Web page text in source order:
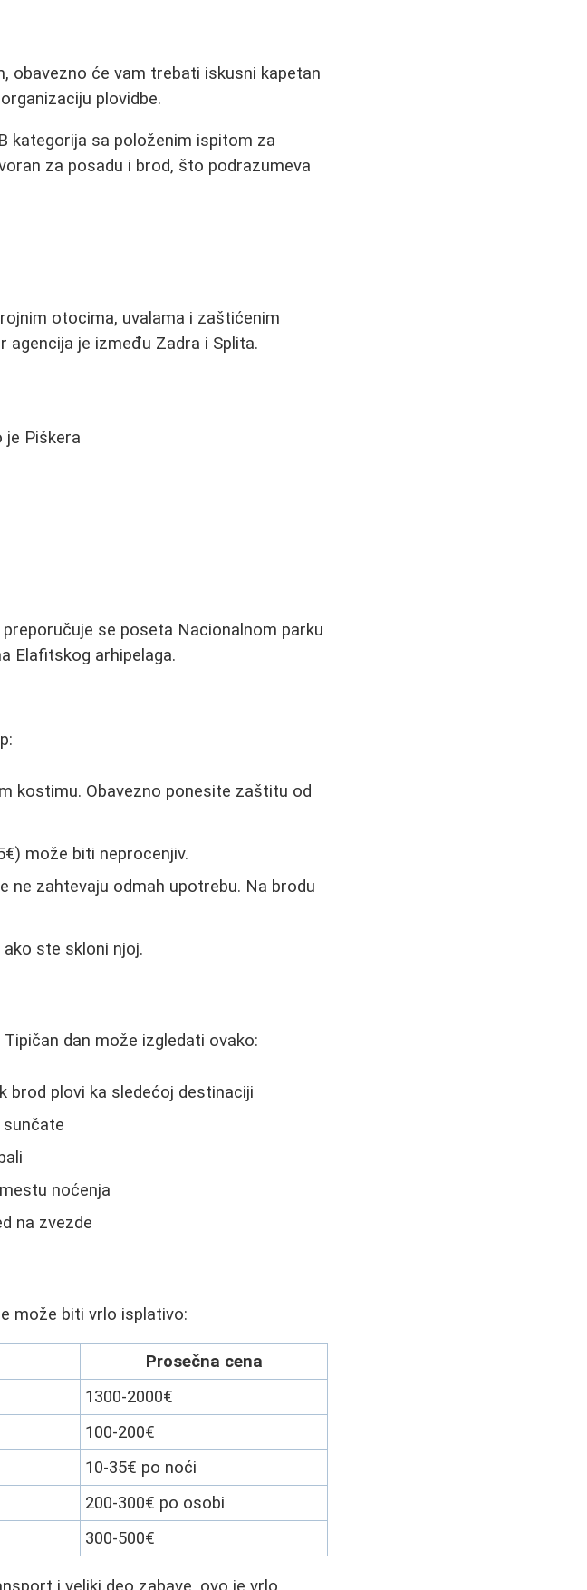
obavezno će vam trebati iskusni kapetan
plovidbe.
kategorija sa položenim ispitom za
za posadu i brod, što podrazumeva
otocima, uvalama i zaštićenim
je između Zadra i Splita.
je Piškera
se poseta Nacionalnom parku
Elafitskog arhipelaga.
kostimu. Obavezno ponesite zaštitu od
može biti neprocenjiv.
ne zahtevaju odmah upotrebu. Na brodu
ste skloni njoj.
dan može izgledati ovako:
brod plovi ka sledećoj destinaciji
noćenja
na zvezde
može biti vrlo isplativo:
Prosečna cena
1300-2000€
100-200€
10-35€ po noći
200-300€ po osobi
300-500€